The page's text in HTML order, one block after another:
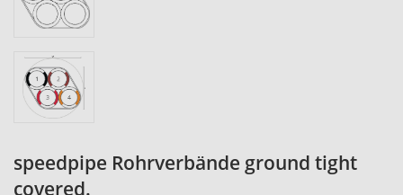
speedpipe Rohrverbände ground tight
covered.